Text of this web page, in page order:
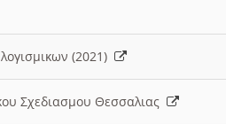
(2021)
Σχεδιασμου Θεσσαλιας